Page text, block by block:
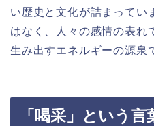
い歴史と文化が詰まってい
はなく、人々の感情の表れ
生み出すエネルギーの源泉
「喝采」という